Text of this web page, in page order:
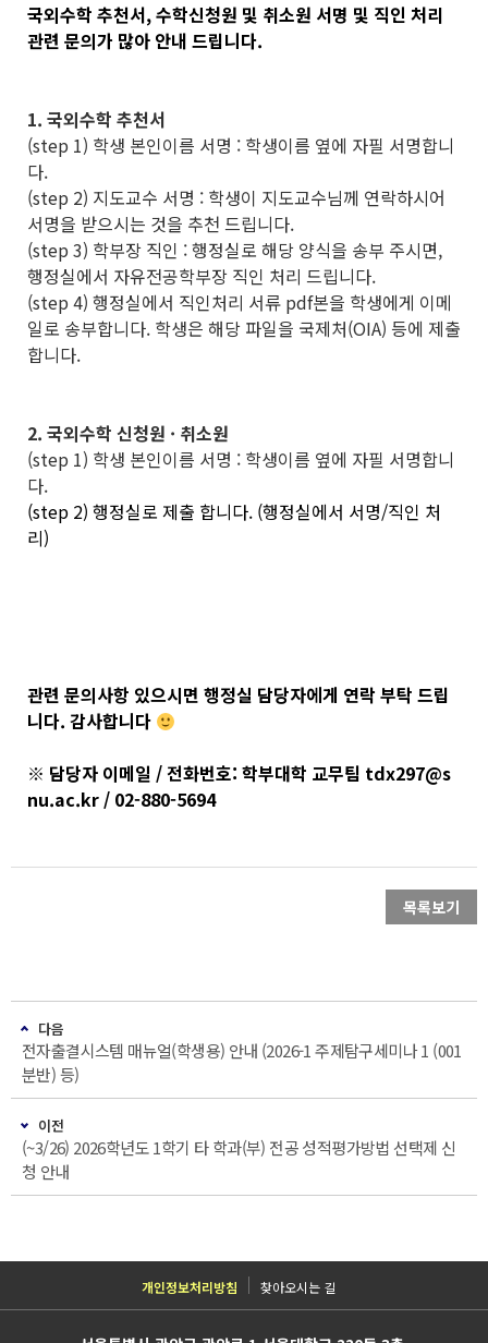
국외수학 추천서, 수학신청원 및 취소원 서명 및 직인 처리
관련 문의가 많아 안내 드립니다.
1. 국외수학 추천서
(step 1) 학생 본인이름 서명 : 학생이름 옆에 자필 서명합니
다.
(step 2) 지도교수 서명 : 학생이 지도교수님께 연락하시어
서명을 받으시는 것을 추천 드립니다.
(step 3) 학부장 직인 : 행정실로 해당 양식을 송부 주시면,
행정실에서 자유전공학부장 직인 처리 드립니다.
(step 4) 행정실에서 직인처리 서류 pdf본을 학생에게 이메
일로 송부합니다. 학생은 해당 파일을 국제처(OIA) 등에 제출
합니다.
2. 국외수학 신청원 · 취소원
(step 1) 학생 본인이름 서명 : 학생이름 옆에 자필 서명합니
다.
(step 2) 행정실로 제출 합니다. (행정실에서 서명/직인 처
리)
관련 문의사항 있으시면 행정실 담당자에게 연락 부탁 드립
니다. 감사합니다
※ 담당자 이메일 / 전화번호: 학부대학 교무팀 tdx297@s
nu.ac.kr / 02-880-5694
목록보기
다음
전자출결시스템 매뉴얼(학생용) 안내 (2026-1 주제탐구세미나 1 (001
분반) 등)
이전
(~3/26) 2026학년도 1학기 타 학과(부) 전공 성적평가방법 선택제 신
청 안내
개인정보처리방침 찾아오시는 길